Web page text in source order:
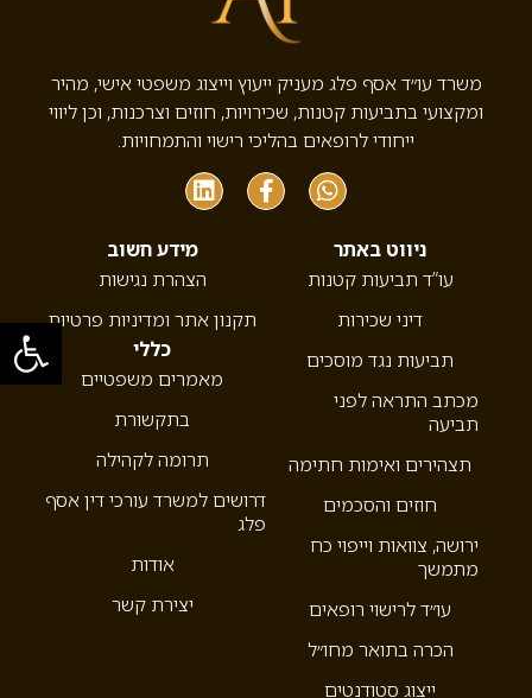
פתח
משרד עו״ד אסף פלג מעניק ייעוץ וייצוג משפטי אישי, מהיר
ומקצועי בתביעות קטנות, שכירויות, חוזים וצרכנות, וכן ליווי
ייחודי לרופאים בהליכי רישוי והתמחויות.
ניווט באתר
עו”ד תביעות קטנות
דיני שכירות
תביעות נגד מוסכים
מכתב התראה לפני
תביעה
תצהירים ואימות חתימה
חוזים והסכמים
ירושה, צוואות וייפוי כח
מתמשך
עו״ד לרישוי רופאים
הכרה בתואר מחו״ל
ייצוג סטודנטים
מידע חשוב
הצהרת נגישות
תקנון אתר ומדיניות פרטיות
כללי
מאמרים משפטיים
בתקשורת
תרומה לקהילה
דרושים למשרד עורכי דין אסף
פלג
אודות
יצירת קשר